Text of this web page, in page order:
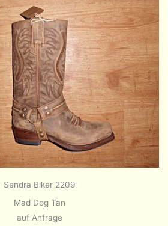
Sendra Biker 2209
Mad Dog Tan
auf Anfrage